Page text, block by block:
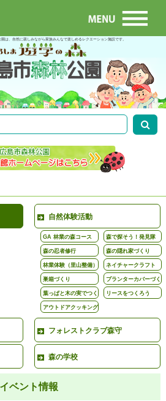
は、自然に親しみながら家族みんなで楽しめるレクエーション施設です。
自然体験活動
GA 林業の森コース 森で探そう！発見隊
森の忍者修行 森の隠れ家づくり
林業体験（里山整備） ネイチャークラフト
巣箱づくり
プランターカバーづく
り
葉っぱと木の実でつく
ろう
リースをつくろう
アウトドアクッキング
フォレストクラブ森守
森の学校
イベント情報